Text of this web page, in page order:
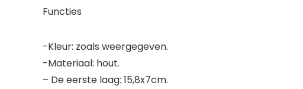
Functies
-Kleur: zoals weergegeven.
-Materiaal: hout.
– De eerste laag: 15,8x7cm.